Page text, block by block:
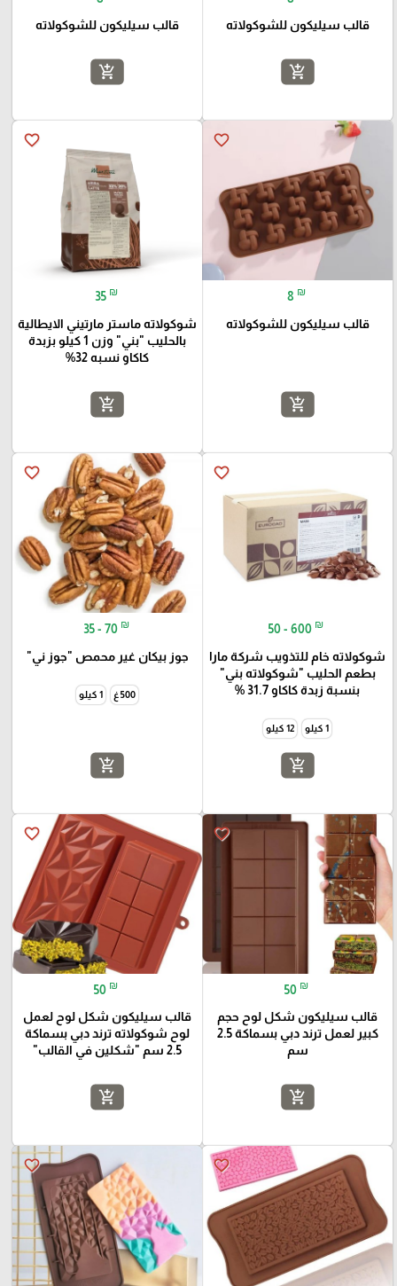
قالب سيليكون للشوكولاته
add_shopping_cart
قالب سيليكون للشوكولاته
add_shopping_cart
favorite_border
8 ₪
قالب سيليكون للشوكولاته
add_shopping_cart
favorite_border
35 ₪
شوكولاته ماستر مارتيني الايطالية
بالحليب "بني" وزن 1 كيلو بزبدة
كاكاو نسبه 32%
add_shopping_cart
favorite_border
50 - 600 ₪
شوكولاته خام للتذويب شركة مارا
بطعم الحليب "شوكولاته بني"
بنسبة زبدة كاكاو 31.7 %
1 كيلو 12 كيلو
add_shopping_cart
favorite_border
35 - 70 ₪
جوز بيكان غير محمص "جوز ني"
500 غ 1 كيلو
add_shopping_cart
favorite_border
50 ₪
قالب سيليكون شكل لوح حجم
كبير لعمل ترند دبي بسماكة 2.5
سم
add_shopping_cart
favorite_border
50 ₪
قالب سيليكون شكل لوح لعمل
لوح شوكولاته ترند دبي بسماكة
2.5 سم "شكلين في القالب"
add_shopping_cart
favorite_border
favorite_border